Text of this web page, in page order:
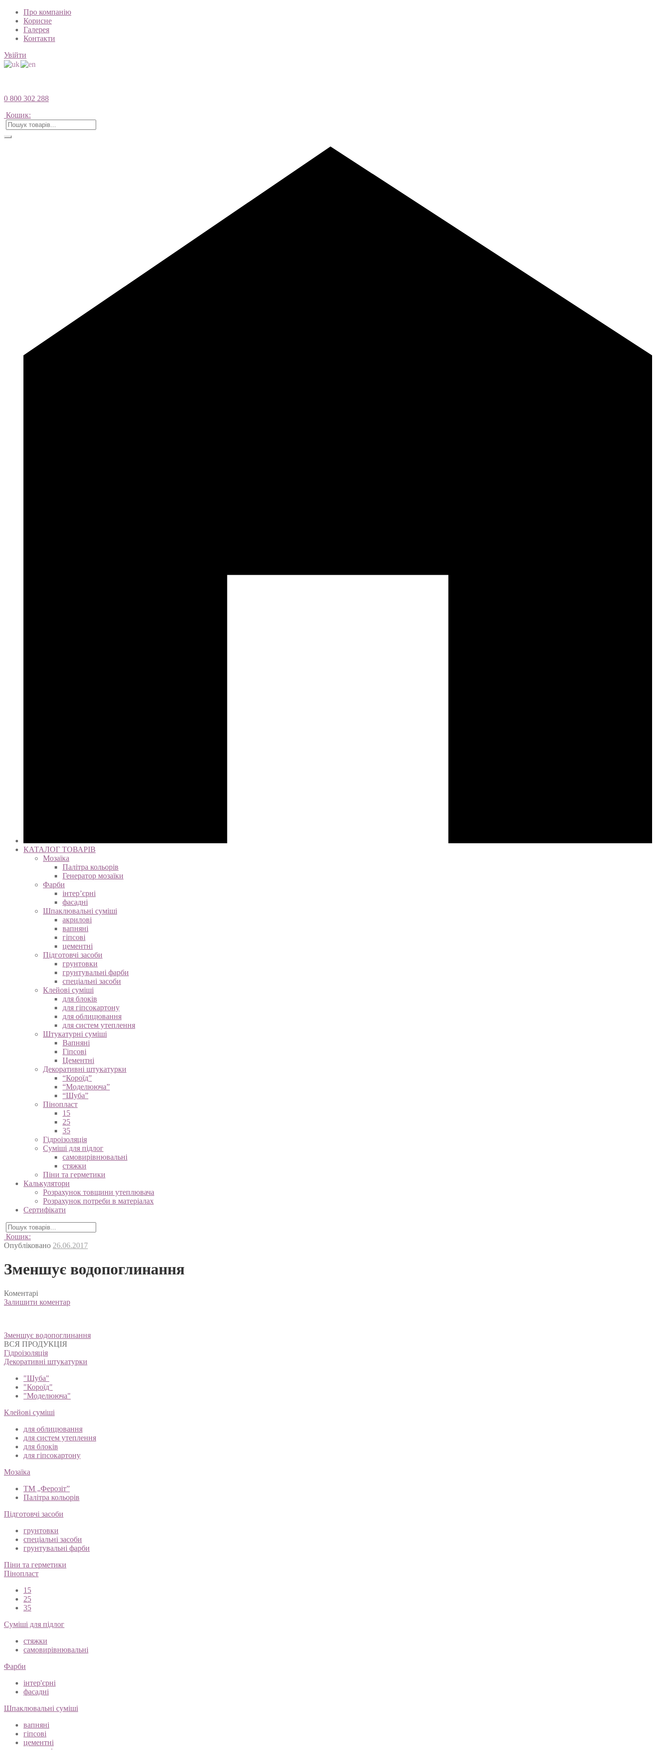
Про компанію
Корисне
Галерея
Контакти
Увійти
0 800 302 288
Кошик:
КАТАЛОГ ТОВАРІВ
Мозаїка
Палітра кольорів
Генератор мозаїки
Фарби
інтер’єрні
фасадні
Шпаклювальні суміші
акрилові
вапняні
гіпсові
цементні
Підготовчі засоби
грунтовки
грунтувальні фарби
спеціальні засоби
Клейові суміші
для блоків
для гіпсокартону
для облицювання
для систем утеплення
Штукатурні суміші
Вапняні
Гіпсові
Цементні
Декоративні штукатурки
“Короїд”
“Моделююча”
“Шуба”
Пінопласт
15
25
35
Гідроізоляція
Суміші для підлог
самовирівнювальні
стяжки
Піни та герметики
Калькулятори
Розрахунок товщини утеплювача
Розрахунок потреби в матеріалах
Сертифікати
Кошик:
Опубліковано 26.06.2017
Зменшує водопоглинання
Коментарі
Залишити коментар
Навігація
записів
Зменшує водопоглинання
ВСЯ ПРОДУКЦІЯ
Гідроізоляція
Декоративні штукатурки
"Шуба"
"Короїд"
"Моделююча"
Клейові суміші
для облицювання
для систем утеплення
для блоків
для гіпсокартону
Мозаїка
ТМ „Ферозіт”
Палітра кольорів
Підготовчі засоби
грунтовки
спеціальні засоби
грунтувальні фарби
Піни та герметики
Пінопласт
15
25
35
Суміші для підлог
стяжки
самовирівнювальні
Фарби
інтер'єрні
фасадні
Шпаклювальні суміші
вапняні
гіпсові
цементні